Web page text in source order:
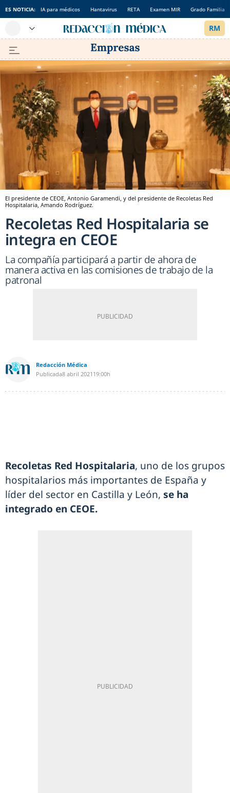
ES NOTICIA: IA para médicos Hantavirus RETA Examen MIR Grado Familia
El presidente de CEOE, Antonio Garamendi, y del presidente de Recoletas Red
Hospitalaria, Amando Rodríguez.
Recoletas Red Hospitalaria se
integra en CEOE
La compañía participará a partir de ahora de
manera activa en las comisiones de trabajo de la
patronal
Redacción Médica
Publicada8 abril 2021 19:00h
Recoletas Red Hospitalaria, uno de los grupos
hospitalarios más importantes de España y
líder del sector en Castilla y León, se ha
integrado en CEOE.